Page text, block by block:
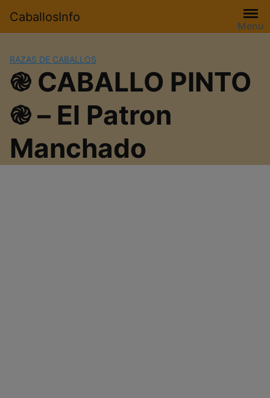
contenido
CaballosInfo
Menu
RAZAS DE CABALLOS
֎ CABALLO PINTO
֎ – El Patron
Manchado